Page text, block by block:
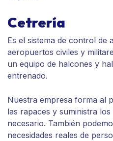
Cetrería
Es el sistema de control de
aeropuertos civiles y
un equipo de halcones y
entrenado.
Nuestra empresa forma al
las rapaces y suministra
necesario. También
necesidades reales de